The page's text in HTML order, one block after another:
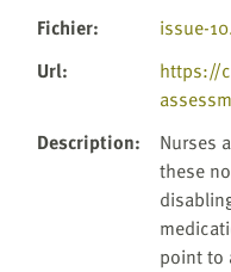
Fichier:
issue-
Url:
https://
Description:
Nurses
these
point to